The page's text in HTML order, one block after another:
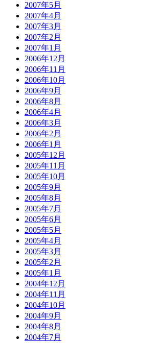
2007年5月
2007年4月
2007年3月
2007年2月
2007年1月
2006年12月
2006年11月
2006年10月
2006年9月
2006年8月
2006年4月
2006年3月
2006年2月
2006年1月
2005年12月
2005年11月
2005年10月
2005年9月
2005年8月
2005年7月
2005年6月
2005年5月
2005年4月
2005年3月
2005年2月
2005年1月
2004年12月
2004年11月
2004年10月
2004年9月
2004年8月
2004年7月